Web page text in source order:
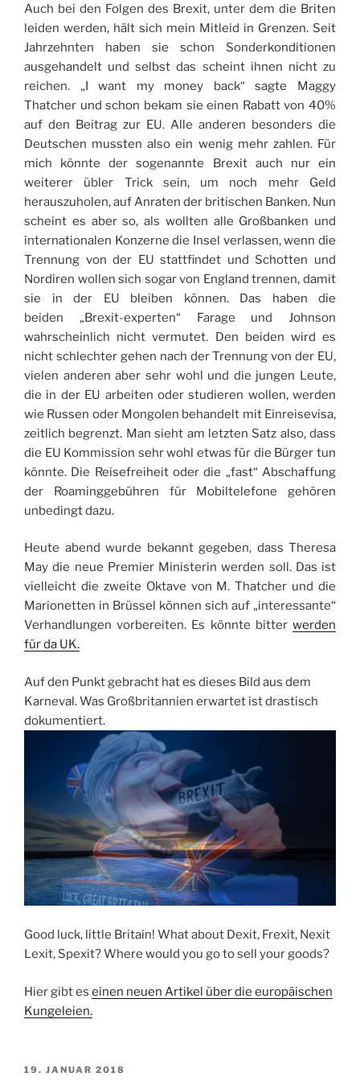
Auch bei den Folgen des Brexit, unter dem die Briten
leiden werden, hält sich mein Mitleid in Grenzen. Seit
Jahrzehnten haben sie schon Sonderkonditionen
ausgehandelt und selbst das scheint ihnen nicht zu
reichen. „I want my money back“ sagte Maggy
Thatcher und schon bekam sie einen Rabatt von 40%
auf den Beitrag zur EU. Alle anderen besonders die
Deutschen mussten also ein wenig mehr zahlen. Für
mich könnte der sogenannte Brexit auch nur ein
weiterer übler Trick sein, um noch mehr Geld
herauszuholen, auf Anraten der britischen Banken. Nun
scheint es aber so, als wollten alle Großbanken und
internationalen Konzerne die Insel verlassen, wenn die
Trennung von der EU stattfindet und Schotten und
Nordiren wollen sich sogar von England trennen, damit
sie in der EU bleiben können. Das haben die
beiden „Brexit-experten“ Farage und Johnson
wahrscheinlich nicht vermutet. Den beiden wird es
nicht schlechter gehen nach der Trennung von der EU,
vielen anderen aber sehr wohl und die jungen Leute,
die in der EU arbeiten oder studieren wollen, werden
wie Russen oder Mongolen behandelt mit Einreisevisa,
zeitlich begrenzt. Man sieht am letzten Satz also, dass
die EU Kommission sehr wohl etwas für die Bürger tun
könnte. Die Reisefreiheit oder die „fast“ Abschaffung
der Roaminggebühren für Mobiltelefone gehören
unbedingt dazu.
Heute abend wurde bekannt gegeben, dass Theresa
May die neue Premier Ministerin werden soll. Das ist
vielleicht die zweite Oktave von M. Thatcher und die
Marionetten in Brüssel können sich auf „interessante“
Verhandlungen vorbereiten. Es könnte bitter werden
für da UK.
Auf den Punkt gebracht hat es dieses Bild aus dem
Karneval. Was Großbritannien erwartet ist drastisch
dokumentiert.
Good luck, little Britain! What about Dexit, Frexit, Nexit
Lexit, Spexit? Where would you go to sell your goods?
Hier gibt es einen neuen Artikel über die europäischen
Kungeleien.
VERÖFFENTLICHT
19. JANUAR 2018